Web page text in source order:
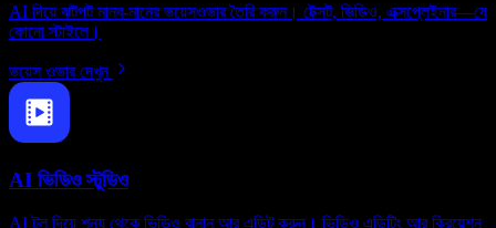
AI দিয়ে ঝটপট মানব-মানের ভয়েসওভার তৈরি করুন। টেক্সট, ভিডিও, এক্সপ্লেইনার—যে
কোনো স্টাইলে।
ভয়েস ওভার দেখুন
AI ভিডিও স্টুডিও
AI টুল দিয়ে শূন্য থেকে ভিডিও বানান আর এডিট করুন। ভিডিও এডিটিং আর ক্রিয়েশন